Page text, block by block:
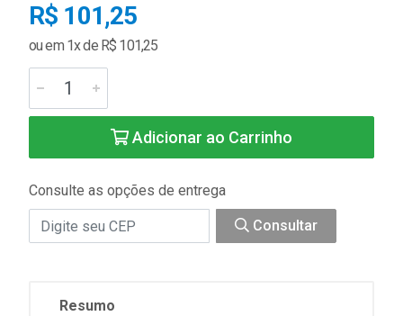
R$ 101,25
ou em 1x de R$ 101,25
Adicionar ao Carrinho
Consulte as opções de entrega
Consultar
Resumo